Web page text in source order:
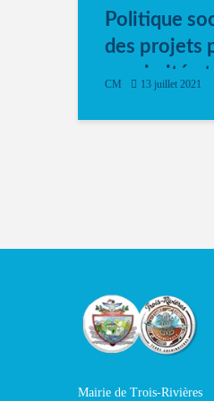
Politique
des projets
proximité
CM 13 juillet 2021
Mairie de Trois-Rivières